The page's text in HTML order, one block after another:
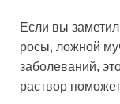
Если вы
росы, ложной
заболеваний,
раствор